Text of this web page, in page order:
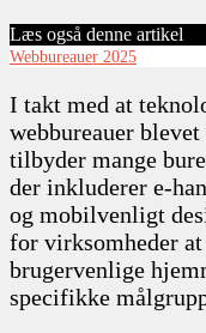
Læs også denne artikel
Webbureauer 2025
I takt med at
webbureauer
tilbyder mange
der inkluderer e-
og mobilvenligt
for virksomheder
brugervenlige
specifikke